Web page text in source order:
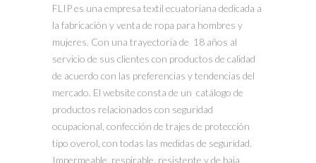
FLIP es una empresa textil ecuatoriana dedicada a
la fabricación y venta de ropa para hombres y
mujeres. Con una trayectoria de 18 años al
servicio de sus clientes con productos de calidad
de acuerdo con las preferencias y tendencias del
mercado. El website consta de un catálogo de
productos relacionados con seguridad
ocupacional, confección de trajes de protección
tipo overol, con todas las medidas de seguridad.
Impermeable, respirable, resistente y de baja